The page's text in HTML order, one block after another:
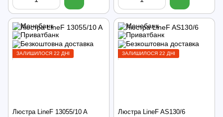
ЗАЛИШИЛОСЯ 22 ДНІ
Люстра LineF 13055/10 A
ЗАЛИШИЛОСЯ 22 ДНІ
Люстра LineF AS130/6